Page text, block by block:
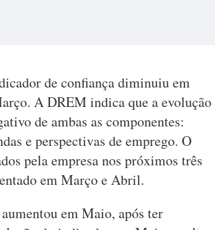
de confiança diminuiu em
A DREM indica que a evolução
de ambas as componentes:
e perspectivas de emprego. O
pela empresa nos próximos três
em Março e Abril.
em Maio, após ter